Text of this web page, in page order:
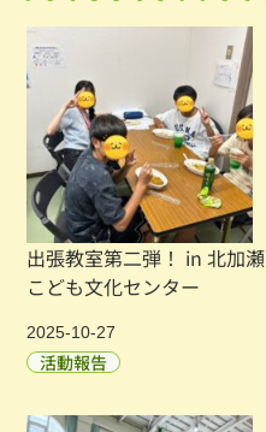
出張教室第二弾！ in 北加瀬
こども文化センター
2025-10-27
活動報告